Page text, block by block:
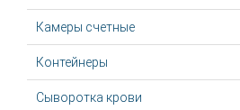
Камеры счетные
Контейнеры
Сыворотка крови